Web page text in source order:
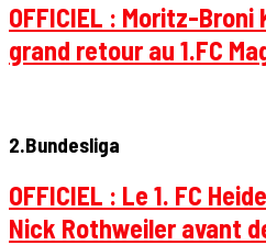
OFFICIEL : Moritz-
grand retour au 1.FC
2.Bundesliga
OFFICIEL : Le 1. FC
Nick Rothweiler avant